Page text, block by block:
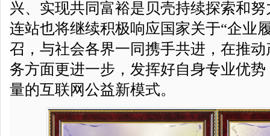
兴、实现共同富裕是贝壳持续探索和
连站也将继续积极响应国家关于“企业
召，与社会各界一同携手共进，在推
务方面更进一步，发挥好自身专业优
量的互联网公益新模式。